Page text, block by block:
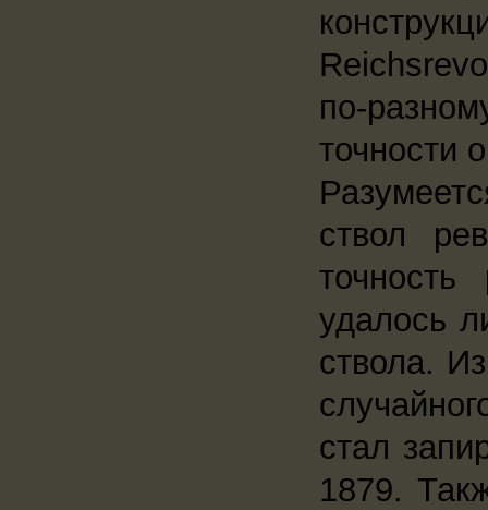
по-
точности
ствол
точность
удалось
ствола.
стал
1879.